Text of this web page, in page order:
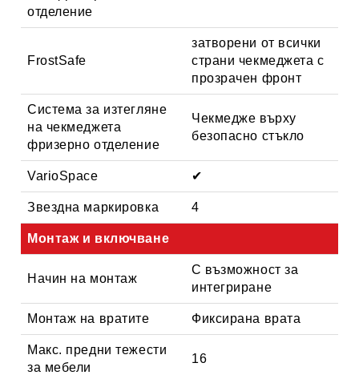
отделение
FrostSafe
затворени от всички
страни чекмеджета с
прозрачен фронт
Система за изтегляне
на чекмеджета
фризерно отделение
Чекмедже върху
безопасно стъкло
VarioSpace ✔
Звездна маркировка 4
Монтаж и включване
Начин на монтаж
С възможност за
интегриране
Монтаж на вратите Фиксирана врата
Макс. предни тежести
за мебели
16